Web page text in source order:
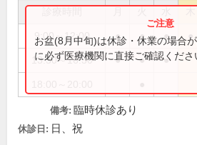
9:00～12:00 ● ● ● ●
13:30～16:30 ● ● ●
お盆(8月中旬)は休診・休業の場合
に必ず医療機関に直接ご確認くださ
備考: 臨時休診あり
休診日: 日、祝